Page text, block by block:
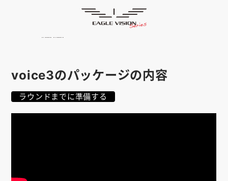
ゴルフナビ
ピンポジ君PIN POSITION
対応コース
サポート
使用方法
voice3のパッケージの内容
ラウンドまでに準備する